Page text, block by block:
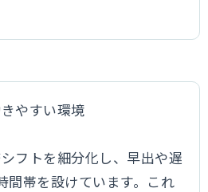
やすい環境
フトを細分化し、早出や遅
間帯を設けています。これ